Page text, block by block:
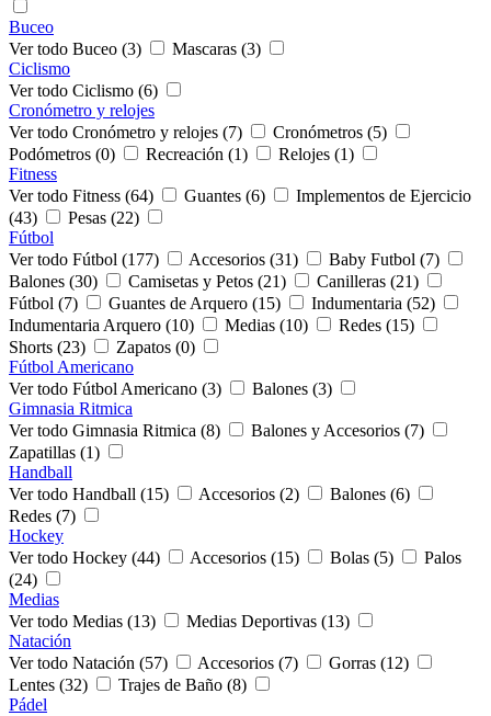
Buceo
Ver todo Buceo (3)
Mascaras (3)
Ciclismo
Ver todo Ciclismo (6)
Cronómetro y relojes
Ver todo Cronómetro y relojes (7)
Cronómetros (5)
Podómetros (0)
Recreación (1)
Relojes (1)
Fitness
Ver todo Fitness (64)
Guantes (6)
Implementos de Ejercicio
(43)
Pesas (22)
Fútbol
Ver todo Fútbol (177)
Accesorios (31)
Baby Futbol (7)
Balones (30)
Camisetas y Petos (21)
Canilleras (21)
Fútbol (7)
Guantes de Arquero (15)
Indumentaria (52)
Indumentaria Arquero (10)
Medias (10)
Redes (15)
Shorts (23)
Zapatos (0)
Fútbol Americano
Ver todo Fútbol Americano (3)
Balones (3)
Gimnasia Ritmica
Ver todo Gimnasia Ritmica (8)
Balones y Accesorios (7)
Zapatillas (1)
Handball
Ver todo Handball (15)
Accesorios (2)
Balones (6)
Redes (7)
Hockey
Ver todo Hockey (44)
Accesorios (15) Bolas (5)
Palos
(24)
Medias
Ver todo Medias (13)
Medias Deportivas (13)
Natación
Ver todo Natación (57)
Accesorios (7)
Gorras (12)
Lentes (32)
Trajes de Baño (8)
Pádel